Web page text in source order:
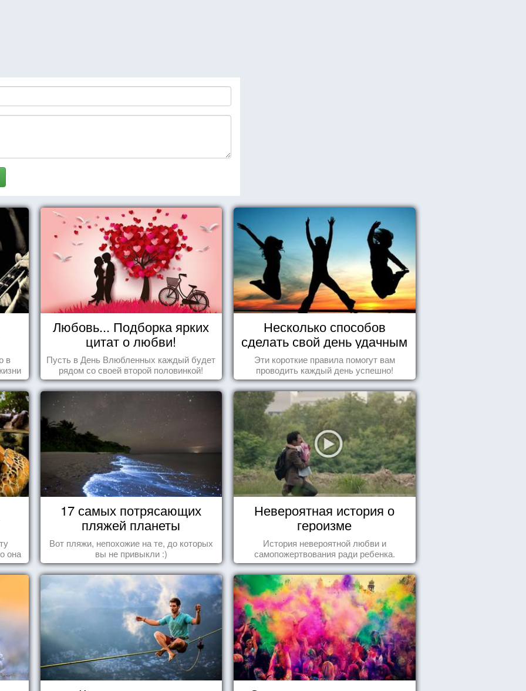
в
Любовь... Подборка ярких
цитат о любви!
Пусть в День Влюбленных каждый будет
рядом со своей второй половинкой!
Несколько способов
сделать свой день удачным
Эти короткие правила помогут вам
проводить каждый день успешно!
она
17 самых потрясающих
пляжей планеты
Вот пляжи, непохожие на те, до которых
вы не привыкли :)
Невероятная история о
героизме
История невероятной любви и
самопожертвования ради ребенка.